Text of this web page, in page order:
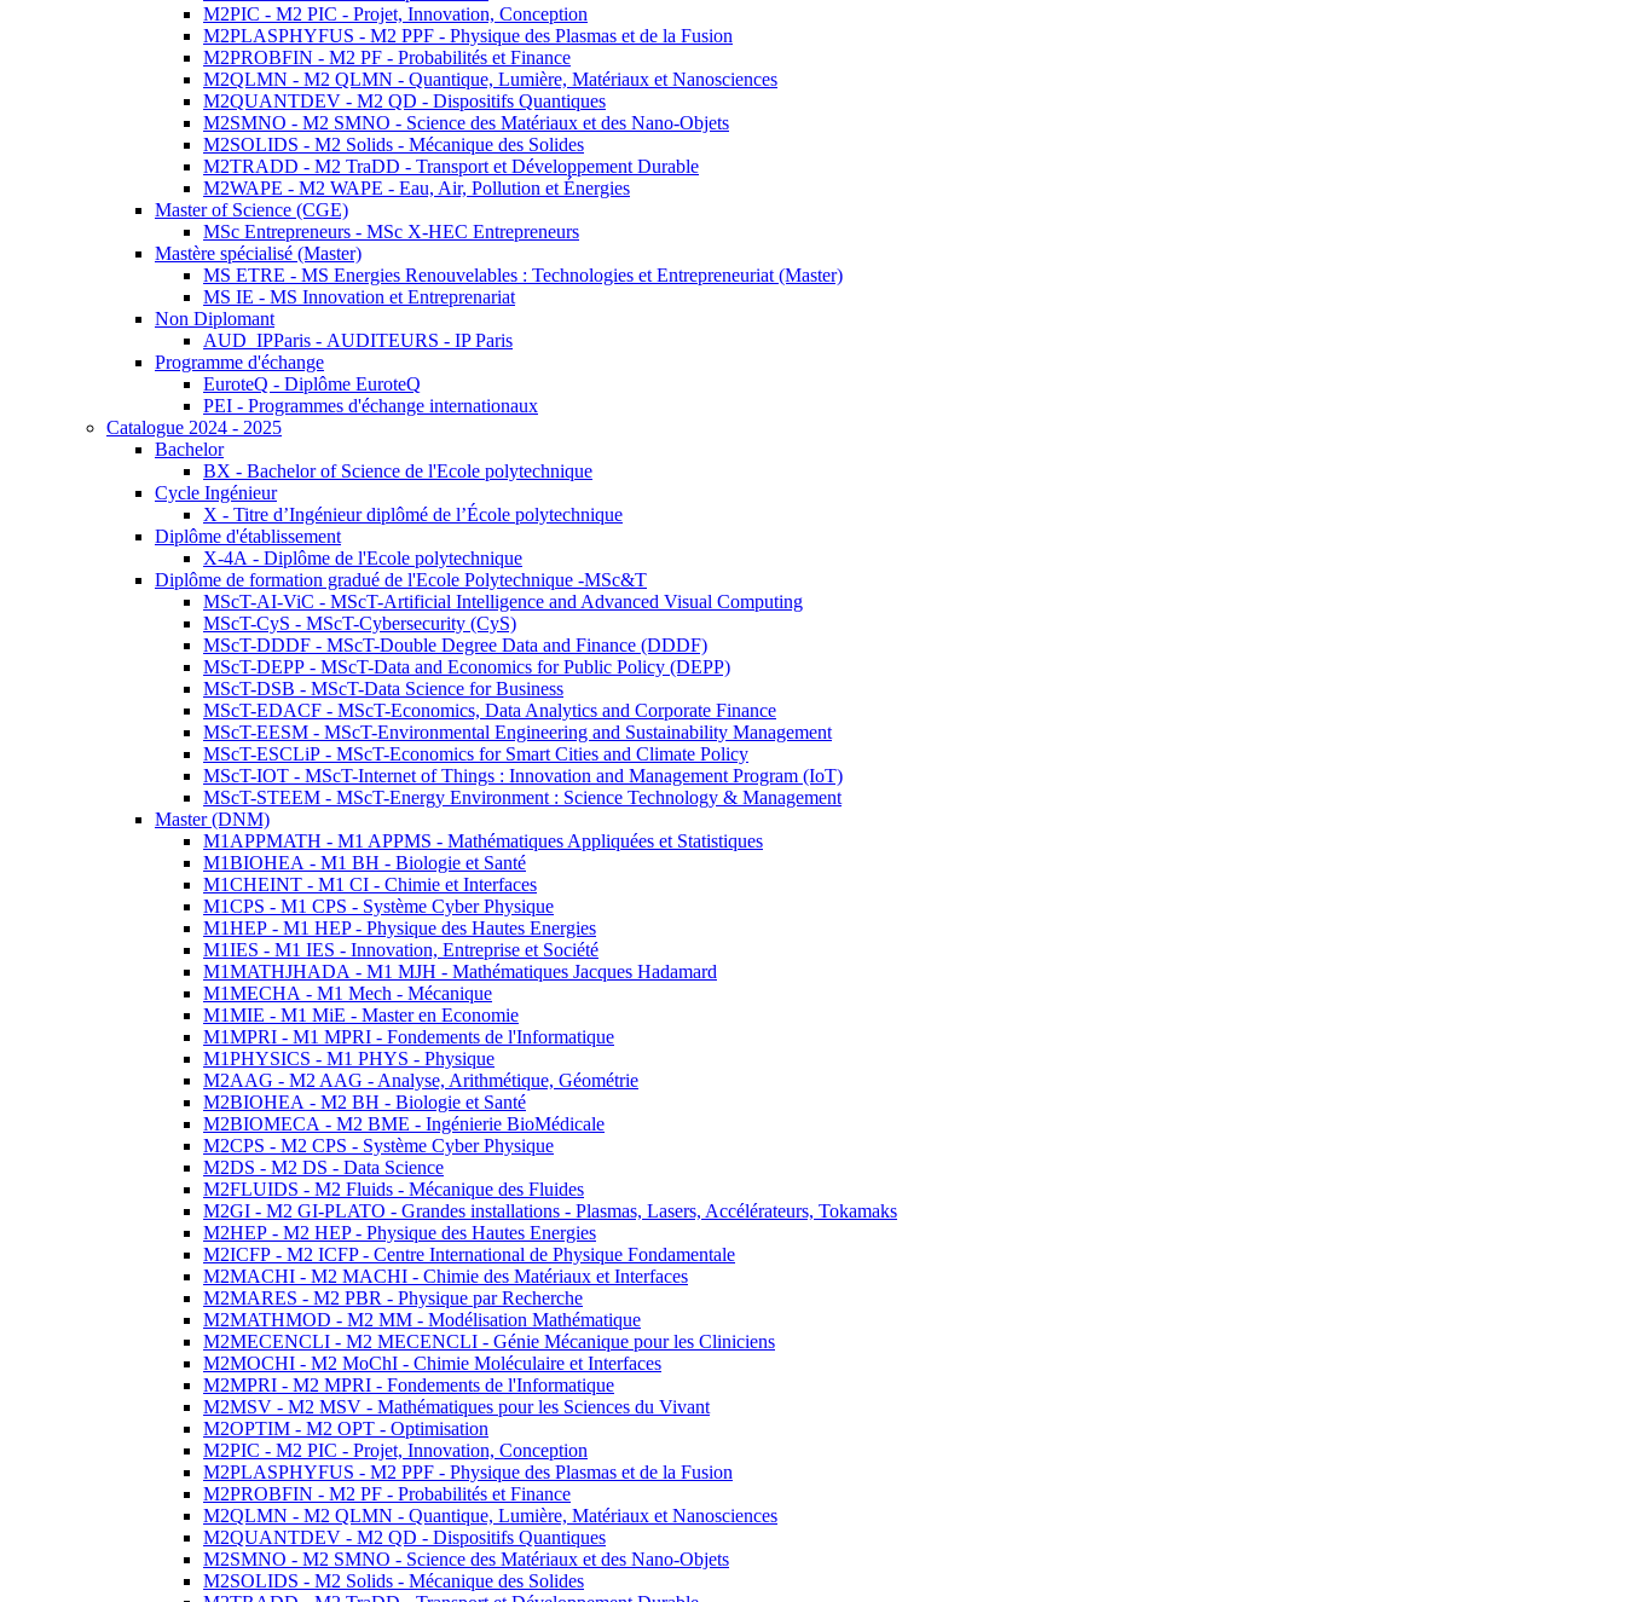
M2PIC - M2 PIC - Projet, Innovation, Conception
M2PLASPHYFUS - M2 PPF - Physique des Plasmas et de la Fusion
M2PROBFIN - M2 PF - Probabilités et Finance
M2QLMN - M2 QLMN - Quantique, Lumière, Matériaux et Nanosciences
M2QUANTDEV - M2 QD - Dispositifs Quantiques
M2SMNO - M2 SMNO - Science des Matériaux et des Nano-Objets
M2SOLIDS - M2 Solids - Mécanique des Solides
M2TRADD - M2 TraDD - Transport et Développement Durable
M2WAPE - M2 WAPE - Eau, Air, Pollution et Énergies
Master of Science (CGE)
MSc Entrepreneurs - MSc X-HEC Entrepreneurs
Mastère spécialisé (Master)
MS ETRE - MS Energies Renouvelables : Technologies et Entrepreneuriat (Master)
MS IE - MS Innovation et Entreprenariat
Non Diplomant
AUD_IPParis - AUDITEURS - IP Paris
Programme d'échange
EuroteQ - Diplôme EuroteQ
PEI - Programmes d'échange internationaux
Catalogue 2024 - 2025
Bachelor
BX - Bachelor of Science de l'Ecole polytechnique
Cycle Ingénieur
X - Titre d’Ingénieur diplômé de l’École polytechnique
Diplôme d'établissement
X-4A - Diplôme de l'Ecole polytechnique
Diplôme de formation gradué de l'Ecole Polytechnique -MSc&T
MScT-AI-ViC - MScT-Artificial Intelligence and Advanced Visual Computing
MScT-CyS - MScT-Cybersecurity (CyS)
MScT-DDDF - MScT-Double Degree Data and Finance (DDDF)
MScT-DEPP - MScT-Data and Economics for Public Policy (DEPP)
MScT-DSB - MScT-Data Science for Business
MScT-EDACF - MScT-Economics, Data Analytics and Corporate Finance
MScT-EESM - MScT-Environmental Engineering and Sustainability Management
MScT-ESCLiP - MScT-Economics for Smart Cities and Climate Policy
MScT-IOT - MScT-Internet of Things : Innovation and Management Program (IoT)
MScT-STEEM - MScT-Energy Environment : Science Technology & Management
Master (DNM)
M1APPMATH - M1 APPMS - Mathématiques Appliquées et Statistiques
M1BIOHEA - M1 BH - Biologie et Santé
M1CHEINT - M1 CI - Chimie et Interfaces
M1CPS - M1 CPS - Système Cyber Physique
M1HEP - M1 HEP - Physique des Hautes Energies
M1IES - M1 IES - Innovation, Entreprise et Société
M1MATHJHADA - M1 MJH - Mathématiques Jacques Hadamard
M1MECHA - M1 Mech - Mécanique
M1MIE - M1 MiE - Master en Economie
M1MPRI - M1 MPRI - Fondements de l'Informatique
M1PHYSICS - M1 PHYS - Physique
M2AAG - M2 AAG - Analyse, Arithmétique, Géométrie
M2BIOHEA - M2 BH - Biologie et Santé
M2BIOMECA - M2 BME - Ingénierie BioMédicale
M2CPS - M2 CPS - Système Cyber Physique
M2DS - M2 DS - Data Science
M2FLUIDS - M2 Fluids - Mécanique des Fluides
M2GI - M2 GI-PLATO - Grandes installations - Plasmas, Lasers, Accélérateurs, Tokamaks
M2HEP - M2 HEP - Physique des Hautes Energies
M2ICFP - M2 ICFP - Centre International de Physique Fondamentale
M2MACHI - M2 MACHI - Chimie des Matériaux et Interfaces
M2MARES - M2 PBR - Physique par Recherche
M2MATHMOD - M2 MM - Modélisation Mathématique
M2MECENCLI - M2 MECENCLI - Génie Mécanique pour les Cliniciens
M2MOCHI - M2 MoChI - Chimie Moléculaire et Interfaces
M2MPRI - M2 MPRI - Fondements de l'Informatique
M2MSV - M2 MSV - Mathématiques pour les Sciences du Vivant
M2OPTIM - M2 OPT - Optimisation
M2PIC - M2 PIC - Projet, Innovation, Conception
M2PLASPHYFUS - M2 PPF - Physique des Plasmas et de la Fusion
M2PROBFIN - M2 PF - Probabilités et Finance
M2QLMN - M2 QLMN - Quantique, Lumière, Matériaux et Nanosciences
M2QUANTDEV - M2 QD - Dispositifs Quantiques
M2SMNO - M2 SMNO - Science des Matériaux et des Nano-Objets
M2SOLIDS - M2 Solids - Mécanique des Solides